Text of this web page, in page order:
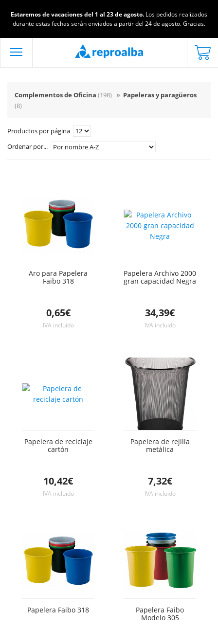
Estaremos de vacaciones del 1 al 23 de agosto. Los pedidos realizados
durante estas fechas serán enviados a partir del 24 de agosto. Gracias.
Complementos de Oficina (198) » Papeleras y paragüeros
(8)
Productos por página
Ordenar por...
Aro para Papelera
Faibo 318
0,65€
IVA incluido
Papelera Archivo 2000
gran capacidad Negra
34,39€
IVA incluido
Papelera de reciclaje
cartón
10,42€
IVA incluido
Papelera de rejilla
metálica
7,32€
IVA incluido
Papelera Faibo 318
Papelera Faibo
Modelo 305